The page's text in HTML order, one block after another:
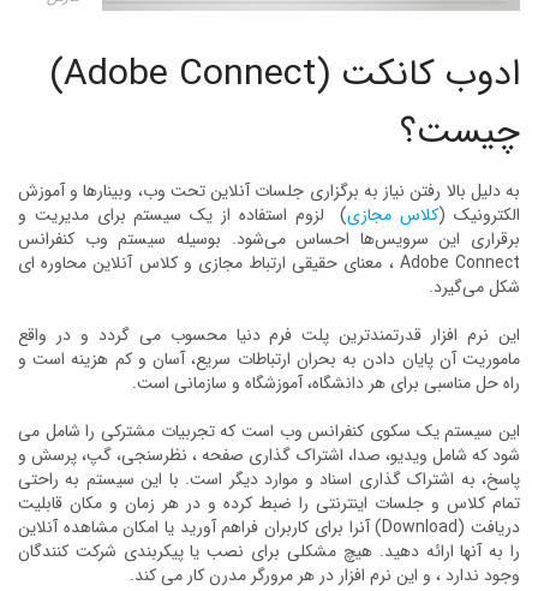
ادوب کانکت (Adobe Connect)
چیست؟
به دلیل بالا رفتن نیاز به برگزاری جلسات آنلاین تحت وب، وبینارها و آموزش
الکترونیک (کلاس مجازی) لزوم استفاده از یک سیستم برای مدیریت و
برقراری این سرویس‌ها احساس می‌شود. بوسیله سیستم وب کنفرانس
Adobe Connect ، معنای حقیقی ارتباط مجازی و کلاس آنلاین محاوره ای
شکل می‌گیرد.
این نرم افزار قدرتمندترین پلت فرم دنیا محسوب می گردد و در واقع
ماموریت آن پایان دادن به بحران ارتباطات سریع، آسان و کم هزینه است و
راه حل مناسبی برای هر دانشگاه، آموزشگاه و سازمانی است.
این سیستم یک سکوی کنفرانس وب است که تجربیات مشترکی را شامل می
شود که شامل ویدیو، صدا، اشتراک گذاری صفحه ، نظرسنجی، گپ، پرسش و
پاسخ، به اشتراک گذاری اسناد و موارد دیگر است. با این سیستم به راحتی
تمام کلاس و جلسات اینترنتی را ضبط کرده و در هر زمان و مکان قابلیت
دریافت (Download) آنرا برای کاربران فراهم آورید یا امکان مشاهده آنلاین
را به آنها ارائه دهید. هیچ مشکلی برای نصب یا پیکربندی شرکت کنندگان
وجود ندارد ، و این نرم افزار در هر مرورگر مدرن کار می کند.